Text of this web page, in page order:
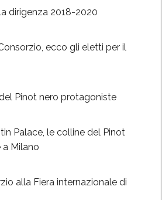
dirigenza 2018-2020
ecco gli eletti per il
Pinot nero protagoniste
Palace, le colline del Pinot
Milano
alla Fiera internazionale di